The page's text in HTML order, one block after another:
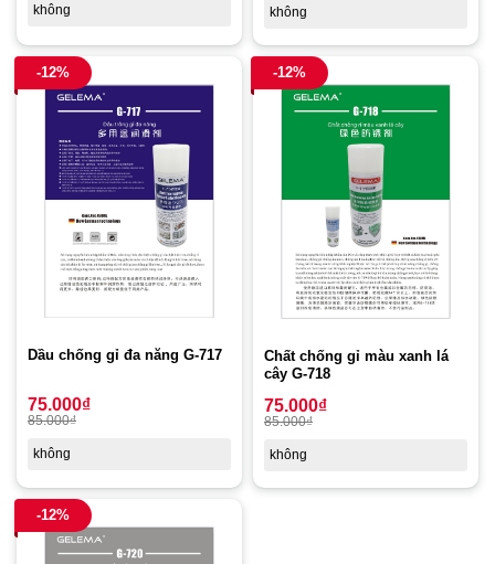
không không
-12%
Dầu chống gỉ đa năng G-717
75.000₫
85.000₫
không
-12%
Chất chống gỉ màu xanh lá
cây G-718
75.000₫
85.000₫
không
-12%